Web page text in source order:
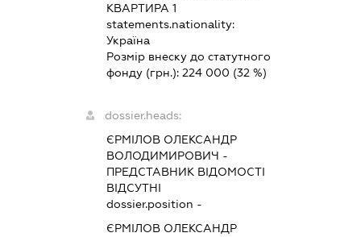
КВАРТИРА 1
statements.nationality:
Україна
Розмір внеску до статутного
фонду (грн.): 224 000 (32 %)
dossier.heads:
ЄРМІЛОВ ОЛЕКСАНДР
ВОЛОДИМИРОВИЧ -
ПРЕДСТАВНИКВІДОМОСТІ
ВІДСУТНІ
dossier.position -
ЄРМІЛОВ ОЛЕКСАНДР